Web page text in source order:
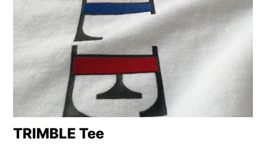
TRIMBLE Tee